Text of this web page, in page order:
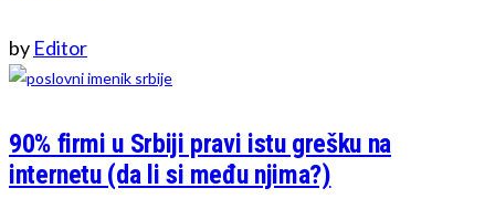
by Editor
90% firmi u Srbiji pravi istu grešku na
internetu (da li si među njima?)